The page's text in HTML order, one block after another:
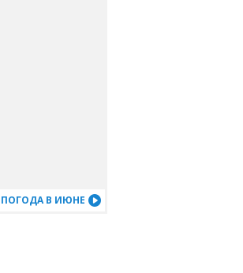
ПОГОДА В ИЮНЕ